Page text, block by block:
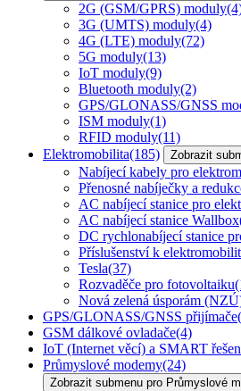
2G (GSM/GPRS) moduly
3G (UMTS) moduly(4)
4G (LTE) moduly(72)
5G moduly(13)
IoT moduly(9)
Bluetooth moduly(2)
GPS/GLONASS/GNSS
ISM moduly(1)
RFID moduly(11)
Elektromobilita(185) Zobrazit
Nabíjecí kabely pro
Přenosné nabíječky a
AC nabíjecí stanice pro
AC nabíjecí stanice Wallbox
DC rychlonabíjecí stanice
Příslušenství k
Tesla(37)
Rozvaděče pro fotovoltaiku
Nová zelená úsporám
GPS/GLONASS/GNSS přijímače
GSM dálkové ovladače(4)
IoT (Internet věcí) a SMART
Průmyslové modemy(24)
Zobrazit submenu pro Průmyslové